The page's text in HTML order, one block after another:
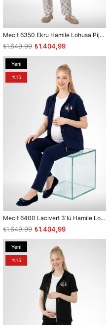
Mecit 6350 Ekru Hamile Lohusa Pijama Takımı
₺1.404,99
₺1.649,99
Mecit 6400 Lacivert 3'lü Hamile Lohusa Pijama Takımı
₺1.404,99
₺1.649,99
Yeni
Ürün
%15
Yeni
Ürün
%15